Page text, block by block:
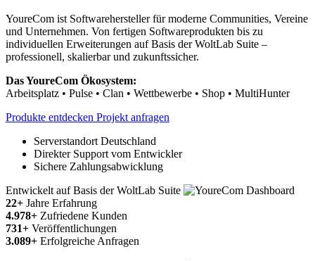
YoureCom ist Softwarehersteller für moderne Communities, Vereine
und Unternehmen. Von fertigen Softwareprodukten bis zu
individuellen Erweiterungen auf Basis der WoltLab Suite –
professionell, skalierbar und zukunftssicher.
Das YoureCom Ökosystem:
Arbeitsplatz • Pulse • Clan • Wettbewerbe • Shop • MultiHunter
Produkte entdecken Projekt anfragen
Serverstandort Deutschland
Direkter Support vom Entwickler
Sichere Zahlungsabwicklung
Entwickelt auf Basis der WoltLab Suite
22+ Jahre Erfahrung
4.978+ Zufriedene Kunden
731+ Veröffentlichungen
3.089+ Erfolgreiche Anfragen